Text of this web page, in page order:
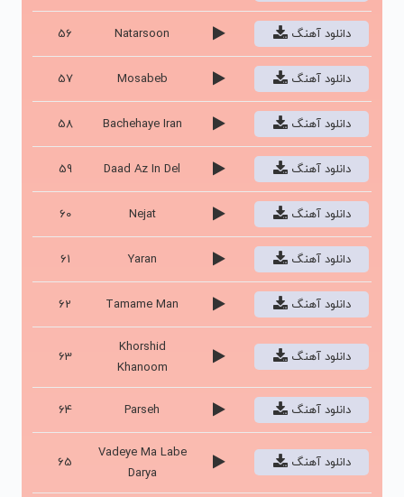
56 Natarsoon دانلود آهنگ
57 Mosabeb دانلود آهنگ
58 Bachehaye Iran دانلود آهنگ
59 Daad Az In Del دانلود آهنگ
60 Nejat دانلود آهنگ
61 Yaran دانلود آهنگ
62 Tamame Man دانلود آهنگ
63
Khorshid
Khanoom
دانلود آهنگ
64 Parseh دانلود آهنگ
65
Vadeye Ma Labe
Darya
دانلود آهنگ